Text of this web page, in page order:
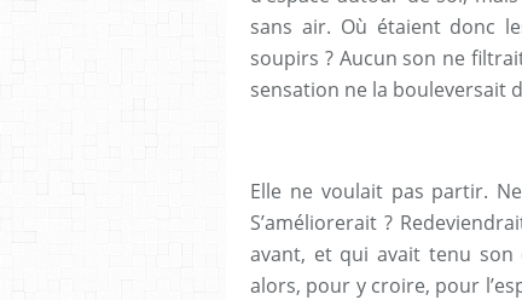
sans air. Où étaient donc
soupirs ? Aucun son ne
sensation ne la bouleversait
Elle ne voulait pas partir.
S’améliorerait ?
avant, et qui avait tenu
alors, pour y croire, pour